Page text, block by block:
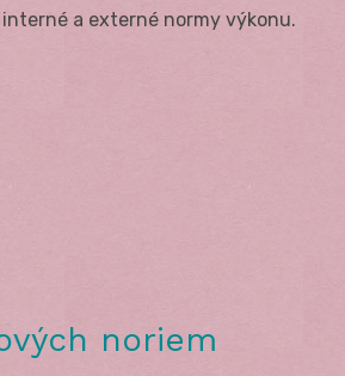
a externé normy výkonu.
noriem